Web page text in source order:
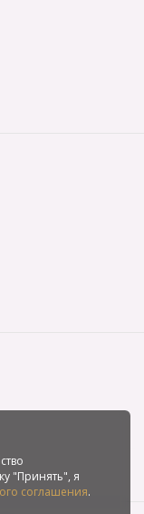
"Принять", я
соглашения.